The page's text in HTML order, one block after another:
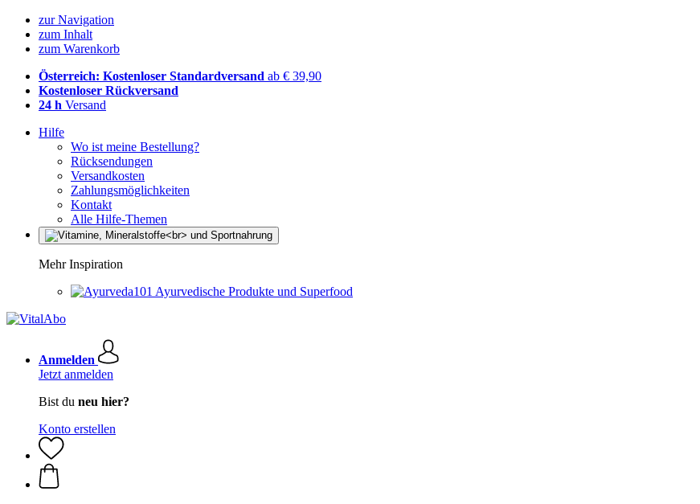
zur Navigation
zum Inhalt
zum Warenkorb
Österreich: Kostenloser Standardversand ab € 39,90
Kostenloser Rückversand
24 h Versand
Hilfe
Wo ist meine Bestellung?
Rücksendungen
Versandkosten
Zahlungsmöglichkeiten
Kontakt
Alle Hilfe-Themen
Mehr Inspiration
Ayurvedische Produkte und Superfood
Anmelden
Jetzt anmelden
Bist du neu hier?
Konto erstellen